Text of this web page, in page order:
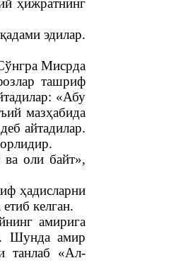
эдилар.
Мисрда
ташриф
«Абу
мазҳабида
айтадилар.
оли байт»,
ҳадисларни
келган.
амирига
Шунда амир
танлаб «Ал-